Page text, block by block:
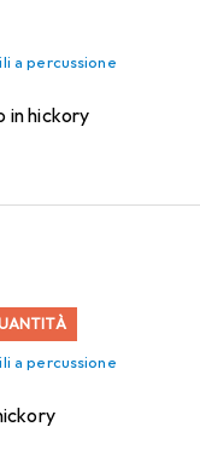
a percussione
in hickory
a percussione